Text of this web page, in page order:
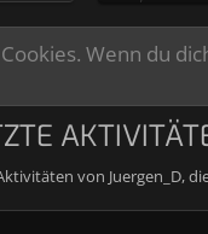
Wenn du
von Juergen_D,